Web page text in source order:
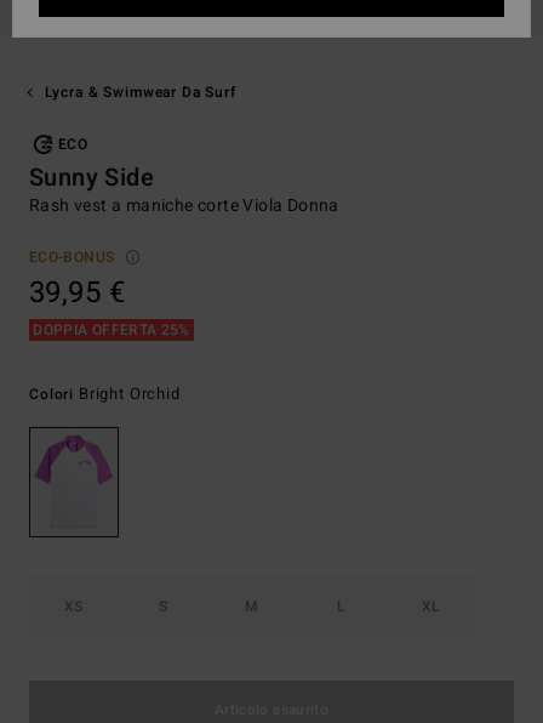
Lycra & Swimwear Da Surf
ECO
Sunny Side
Rash vest a maniche corte Viola Donna
ECO-BONUS
39,95 €
DOPPIA OFFERTA 25%
Colori Bright Orchid
XS S M L XL